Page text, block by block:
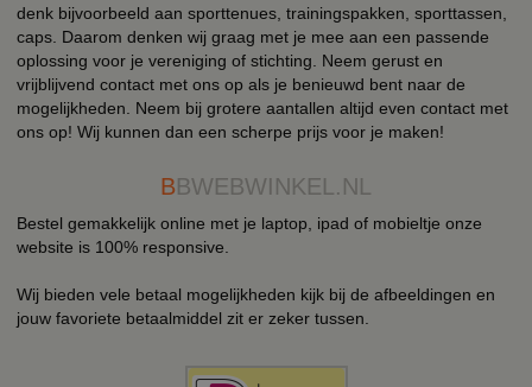
denk bijvoorbeeld aan sporttenues, trainingspakken, sporttassen,
caps. Daarom denken wij graag met je mee aan een passende
oplossing voor je vereniging of stichting. Neem gerust en
vrijblijvend contact met ons op als je benieuwd bent naar de
mogelijkheden. Neem bij grotere aantallen altijd even contact met
ons op! Wij kunnen dan een scherpe prijs voor je maken!
BBWEBWINKEL.NL
Bestel gemakkelijk online met je laptop, ipad of mobieltje onze
website is 100% responsive.
Wij bieden vele betaal mogelijkheden kijk bij de afbeeldingen en
jouw favoriete betaalmiddel zit er zeker tussen.